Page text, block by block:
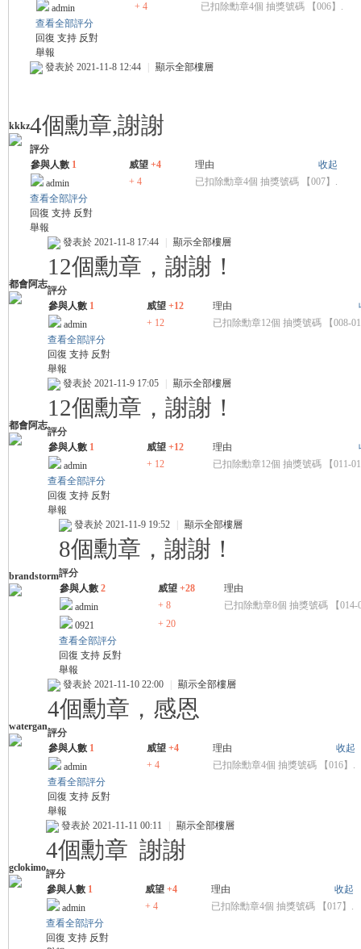
admin
+ 4
已扣除勳章4個 抽獎號碼 【006】.
查看全部評分
回復 支持 反對
舉報
kkkz
發表於 2021-11-8 12:44 顯示全部樓層
4個勳章,謝謝
評分
參與人數 1 威望 +4 收起
理由
admin
+ 4
已扣除勳章4個 抽獎號碼 【007】.
查看全部評分
回復 支持 反對
舉報
都會阿志
發表於 2021-11-8 17:44 顯示全部樓層
12個勳章，謝謝！
評分
參與人數 1 威望 +12
理由
admin
+ 12
已扣除勳章12個 抽獎號碼 【008-
查看全部評分
回復 支持 反對
舉報
都會阿志
發表於 2021-11-9 17:05 顯示全部樓層
12個勳章，謝謝！
評分
參與人數 1 威望 +12
理由
admin
+ 12
已扣除勳章12個 抽獎號碼 【011-
查看全部評分
回復 支持 反對
舉報
brandstorm
發表於 2021-11-9 19:52 顯示全部樓層
8個勳章，謝謝！
評分
參與人數 2 威望 +28
理由
admin
+ 8
已扣除勳章8個 抽獎號碼 【014-
0921
+ 20
查看全部評分
回復 支持 反對
舉報
watergan
發表於 2021-11-10 22:00 顯示全部樓層
4個勳章，感恩
評分
參與人數 1 威望 +4 收起
理由
admin
+ 4
已扣除勳章4個 抽獎號碼 【016】.
查看全部評分
回復 支持 反對
舉報
gclokimo
發表於 2021-11-11 00:11 顯示全部樓層
4個勳章 謝謝
評分
參與人數 1 威望 +4 收起
理由
admin
+ 4
已扣除勳章4個 抽獎號碼 【017】.
查看全部評分
回復 支持 反對